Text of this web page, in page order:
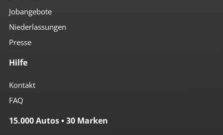
Jobangebote
Niederlassungen
Presse
Hilfe
Kontakt
FAQ
15.000 Autos • 30 Marken